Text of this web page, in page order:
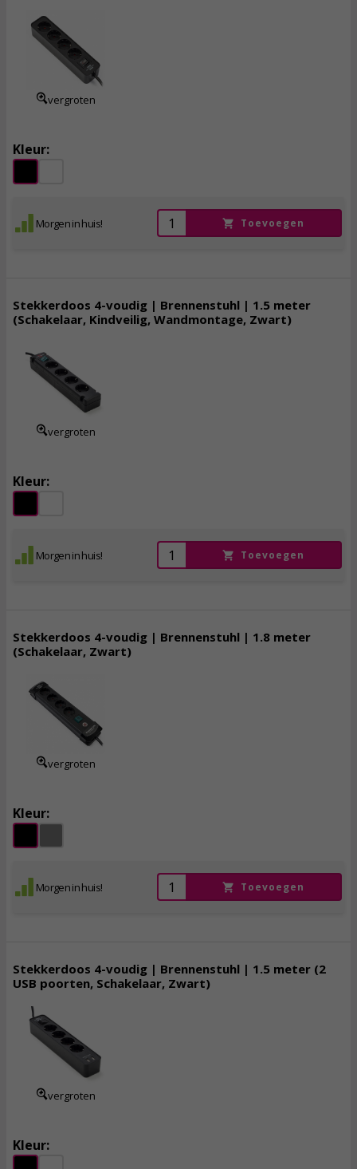
vergroten
Kleur:
Morgen in huis! Toevoegen
Stekkerdoos 4-voudig | Brennenstuhl | 1.5 meter
(Schakelaar, Kindveilig, Wandmontage, Zwart)
vergroten
Kleur:
Morgen in huis! Toevoegen
Stekkerdoos 4-voudig | Brennenstuhl | 1.8 meter
(Schakelaar, Zwart)
vergroten
Kleur:
Morgen in huis! Toevoegen
Stekkerdoos 4-voudig | Brennenstuhl | 1.5 meter (2
USB poorten, Schakelaar, Zwart)
vergroten
Kleur: